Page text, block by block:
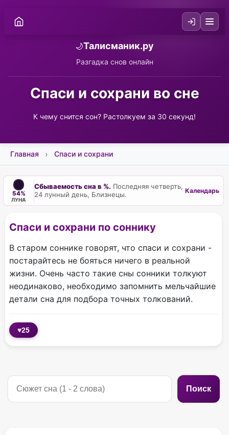
🌙Талисманик.ру
Разгадка снов онлайн
Спаси и сохрани во сне
К чему снится сон? Растолкуем за 30 секунд!
Главная Спаси и сохрани
54%
ЛУНА
Сбываемость сна в %. Последняя четверть,
24 лунный день, Близнецы.
Календарь
Спаси и сохрани по соннику
В старом соннике говорят, что спаси и сохрани -
постарайтесь не бояться ничего в реальной
жизни. Очень часто такие сны сонники толкуют
неодинаково, необходимо запомнить мельчайшие
детали сна для подбора точных толкований.
♥25
Поиск